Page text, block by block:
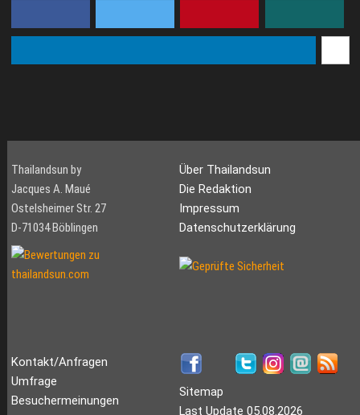
Thailandsun by
Jacques A. Maué
Ostelsheimer Str. 27
D-71034 Böblingen
Über Thailandsun
Die Redaktion
Impressum
Datenschutzerklärung
Kontakt/Anfragen
Umfrage
Besuchermeinungen
Sitemap
Last Update 05.08.2026